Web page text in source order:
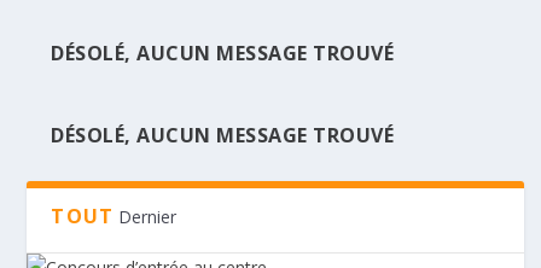
DÉSOLÉ, AUCUN MESSAGE TROUVÉ
DÉSOLÉ, AUCUN MESSAGE TROUVÉ
TOUT Dernier